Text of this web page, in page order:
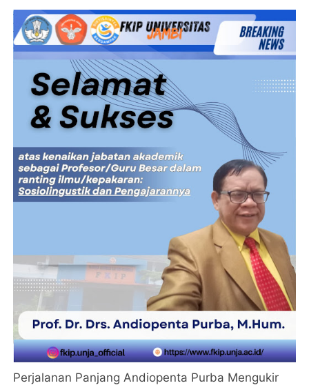
Perjalanan Panjang Andiopenta Purba Mengukir